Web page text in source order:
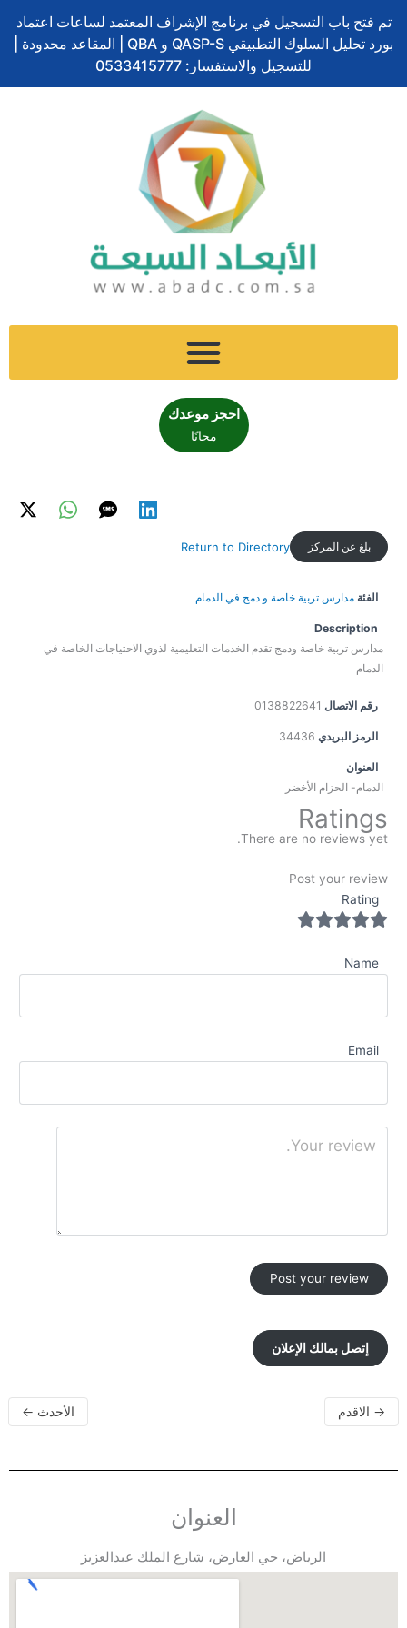
إلى
المحتوى
تم فتح باب التسجيل في برنامج الإشراف المعتمد لساعات اعتماد
بورد تحليل السلوك التطبيقي QASP-S و QBA | المقاعد محدودة |
للتسجيل والاستفسار: 0533415777
احجز موعدك
مجانًا
بلغ عن المركز Return to Directory
الفئة مدارس تربية خاصة و دمج في الدمام
Description
مدارس تربية خاصة ودمج تقدم الخدمات التعليمية لذوي الاحتياجات الخاصة في
الدمام
رقم الاتصال 0138822641
الرمز البريدي 34436
العنوان
الدمام- الحزام الأخضر
Ratings
There are no reviews yet.
Post your review
Rating
Name
Email
إتصل بمالك الإعلان
→ الاقدم الأحدث ←
العنوان
الرياض، حي العارض، شارع الملك عبدالعزيز